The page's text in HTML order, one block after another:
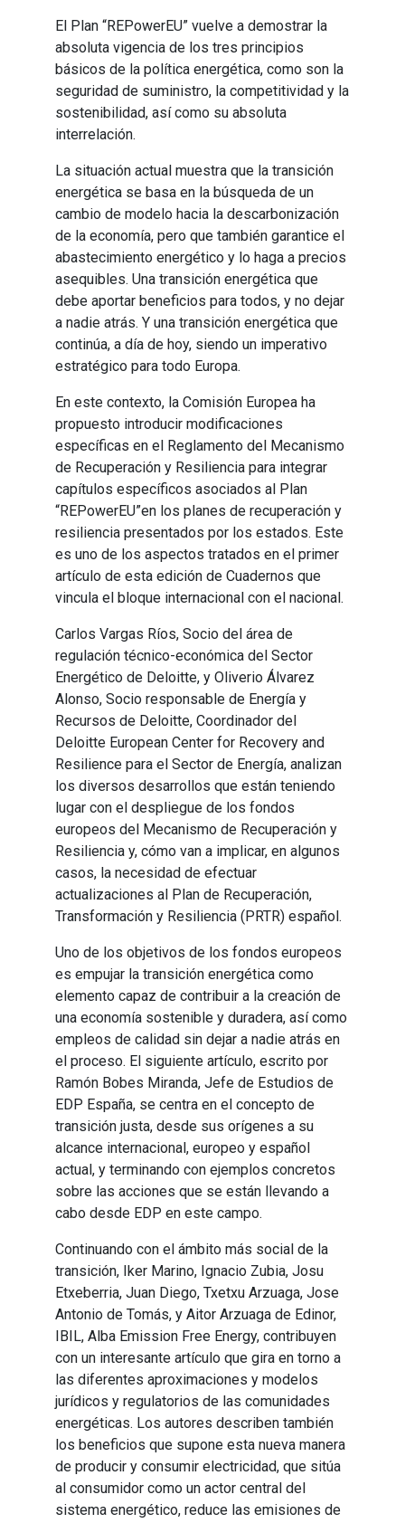
El Plan “REPowerEU” vuelve a demostrar la
absoluta vigencia de los tres principios
básicos de la política energética, como son la
seguridad de suministro, la competitividad y la
sostenibilidad, así como su absoluta
interrelación.
La situación actual muestra que la transición
energética se basa en la búsqueda de un
cambio de modelo hacia la descarbonización
de la economía, pero que también garantice el
abastecimiento energético y lo haga a precios
asequibles. Una transición energética que
debe aportar beneficios para todos, y no dejar
a nadie atrás. Y una transición energética que
continúa, a día de hoy, siendo un imperativo
estratégico para todo Europa.
En este contexto, la Comisión Europea ha
propuesto introducir modificaciones
específicas en el Reglamento del Mecanismo
de Recuperación y Resiliencia para integrar
capítulos específicos asociados al Plan
“REPowerEU”en los planes de recuperación y
resiliencia presentados por los estados. Este
es uno de los aspectos tratados en el primer
artículo de esta edición de Cuadernos que
vincula el bloque internacional con el nacional.
Carlos Vargas Ríos, Socio del área de
regulación técnico-económica del Sector
Energético de Deloitte, y Oliverio Álvarez
Alonso, Socio responsable de Energía y
Recursos de Deloitte, Coordinador del
Deloitte European Center for Recovery and
Resilience para el Sector de Energía, analizan
los diversos desarrollos que están teniendo
lugar con el despliegue de los fondos
europeos del Mecanismo de Recuperación y
Resiliencia y, cómo van a implicar, en algunos
casos, la necesidad de efectuar
actualizaciones al Plan de Recuperación,
Transformación y Resiliencia (PRTR) español.
Uno de los objetivos de los fondos europeos
es empujar la transición energética como
elemento capaz de contribuir a la creación de
una economía sostenible y duradera, así como
empleos de calidad sin dejar a nadie atrás en
el proceso. El siguiente artículo, escrito por
Ramón Bobes Miranda, Jefe de Estudios de
EDP España, se centra en el concepto de
transición justa, desde sus orígenes a su
alcance internacional, europeo y español
actual, y terminando con ejemplos concretos
sobre las acciones que se están llevando a
cabo desde EDP en este campo.
Continuando con el ámbito más social de la
transición, Iker Marino, Ignacio Zubia, Josu
Etxeberria, Juan Diego, Txetxu Arzuaga, Jose
Antonio de Tomás, y Aitor Arzuaga de Edinor,
IBIL, Alba Emission Free Energy, contribuyen
con un interesante artículo que gira en torno a
las diferentes aproximaciones y modelos
jurídicos y regulatorios de las comunidades
energéticas. Los autores describen también
los beneficios que supone esta nueva manera
de producir y consumir electricidad, que sitúa
al consumidor como un actor central del
sistema energético, reduce las emisiones de